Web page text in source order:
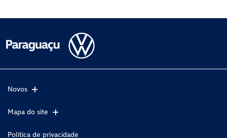
Novos
Mapa do site
Política de privacidade